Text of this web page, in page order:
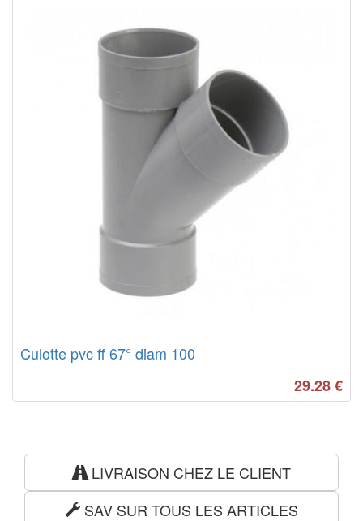
Culotte pvc ff 67° diam 100
29.28€
LIVRAISON CHEZ LE CLIENT
SAV SUR TOUS LES ARTICLES